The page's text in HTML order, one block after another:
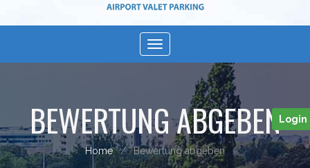
Toggle
navigation
BEWERTUNG ABGEBEN
Home Bewertung abgeben
Login